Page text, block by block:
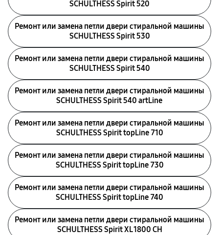
SCHULTHESS Spirit 520
Ремонт или замена петли двери стиральной машины
SCHULTHESS Spirit 530
Ремонт или замена петли двери стиральной машины
SCHULTHESS Spirit 540
Ремонт или замена петли двери стиральной машины
SCHULTHESS Spirit 540 artLine
Ремонт или замена петли двери стиральной машины
SCHULTHESS Spirit topLine 710
Ремонт или замена петли двери стиральной машины
SCHULTHESS Spirit topLine 730
Ремонт или замена петли двери стиральной машины
SCHULTHESS Spirit topLine 740
Ремонт или замена петли двери стиральной машины
SCHULTHESS Spirit XL 1800 CH